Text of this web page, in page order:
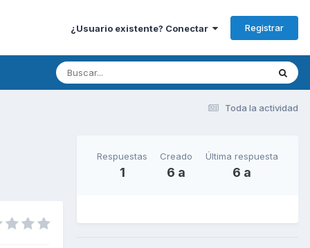
¿Usuario existente? Conectar Registrar
Toda la actividad
Respuestas
1
Creado
6 a
Última respuesta
6 a